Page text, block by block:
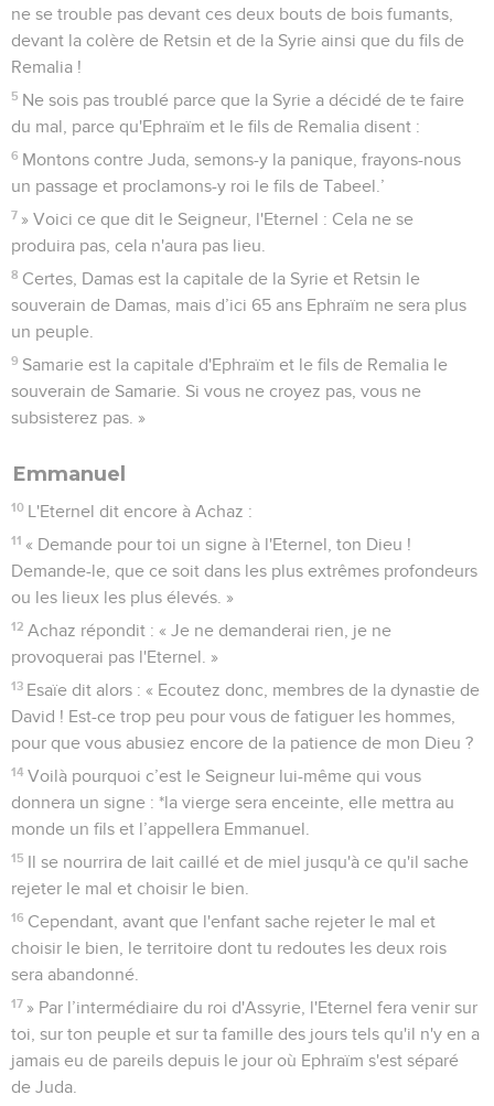
ne se trouble pas devant ces deux bouts de bois fumants,
devant la colère de Retsin et de la Syrie ainsi que du fils de
Remalia !
5 Ne sois pas troublé parce que la Syrie a décidé de te faire
du mal, parce qu'Ephraïm et le fils de Remalia disent :
6 Montons contre Juda, semons-y la panique, frayons-nous
un passage et proclamons-y roi le fils de Tabeel.’
7 » Voici ce que dit le Seigneur, l'Eternel : Cela ne se
produira pas, cela n'aura pas lieu.
8 Certes, Damas est la capitale de la Syrie et Retsin le
souverain de Damas, mais d’ici 65 ans Ephraïm ne sera plus
un peuple.
9 Samarie est la capitale d'Ephraïm et le fils de Remalia le
souverain de Samarie. Si vous ne croyez pas, vous ne
subsisterez pas. »
Emmanuel
10 L'Eternel dit encore à Achaz :
11 « Demande pour toi un signe à l'Eternel, ton Dieu !
Demande-le, que ce soit dans les plus extrêmes profondeurs
ou les lieux les plus élevés. »
12 Achaz répondit : « Je ne demanderai rien, je ne
provoquerai pas l'Eternel. »
13 Esaïe dit alors : « Ecoutez donc, membres de la dynastie de
David ! Est-ce trop peu pour vous de fatiguer les hommes,
pour que vous abusiez encore de la patience de mon Dieu ?
14 Voilà pourquoi c’est le Seigneur lui-même qui vous
donnera un signe : *la vierge sera enceinte, elle mettra au
monde un fils et l’appellera Emmanuel.
15 Il se nourrira de lait caillé et de miel jusqu'à ce qu'il sache
rejeter le mal et choisir le bien.
16 Cependant, avant que l'enfant sache rejeter le mal et
choisir le bien, le territoire dont tu redoutes les deux rois
sera abandonné.
17 » Par l’intermédiaire du roi d'Assyrie, l'Eternel fera venir sur
toi, sur ton peuple et sur ta famille des jours tels qu'il n'y en a
jamais eu de pareils depuis le jour où Ephraïm s'est séparé
de Juda.